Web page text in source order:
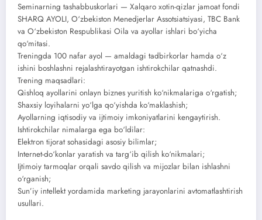
Seminarning tashabbuskorlari — Xalqaro xotin-qizlar jamoat fondi
SHARQ AYOLI, O‘zbekiston Menedjerlar Assotsiatsiyasi, TBC Bank
va O‘zbekiston Respublikasi Oila va ayollar ishlari bo‘yicha
qo‘mitasi.
Treningda 100 nafar ayol — amaldagi tadbirkorlar hamda o‘z
ishini boshlashni rejalashtirayotgan ishtirokchilar qatnashdi.
Trening maqsadlari:
Qishloq ayollarini onlayn biznes yuritish ko‘nikmalariga o‘rgatish;
Shaxsiy loyihalarni yo‘lga qo‘yishda ko‘maklashish;
Ayollarning iqtisodiy va ijtimoiy imkoniyatlarini kengaytirish.
Ishtirokchilar nimalarga ega bo‘ldilar:
Elektron tijorat sohasidagi asosiy bilimlar;
Internet-do‘konlar yaratish va targ‘ib qilish ko‘nikmalari;
Ijtimoiy tarmoqlar orqali savdo qilish va mijozlar bilan ishlashni
o‘rganish;
Sun’iy intellekt yordamida marketing jarayonlarini avtomatlashtirish
usullari.